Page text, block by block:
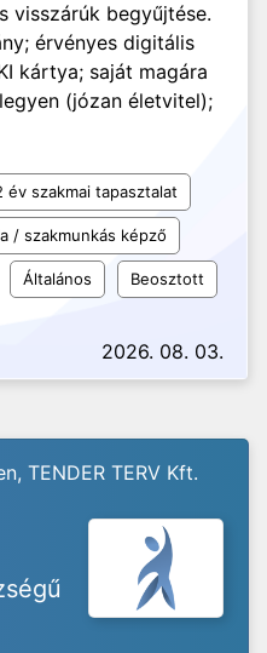
visszárúk begyűjtése.
érvényes digitális
kártya; saját magára
(józan életvitel);
év szakmai tapasztalat
/ szakmunkás képző
Általános Beosztott
2026. 08. 03.
TENDER TERV Kft.